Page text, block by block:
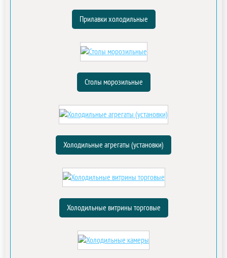
Прилавки холодильные
Столы морозильные
Холодильные агрегаты (установки)
Холодильные витрины торговые